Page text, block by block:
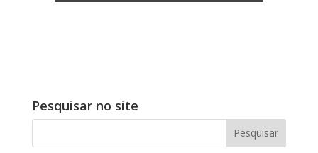
Pesquisar no site